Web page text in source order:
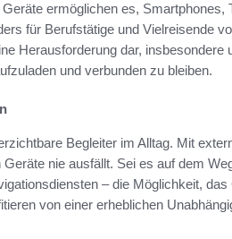
ermöglichen es, Smartphones,
für Berufstätige und Vielreisende
Herausforderung dar, insbesondere
und verbunden zu bleiben.
Begleiter im Alltag. Mit
nie ausfällt. Sei es auf dem
– die Möglichkeit,
von einer erheblichen